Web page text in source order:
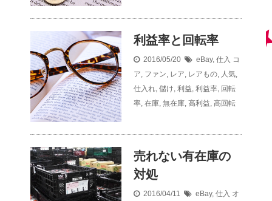
利益率と回転率
2016/05/20 eBay, 仕入 コ
ア, ファン, レア, レアもの, 人気,
仕入れ, 儲け, 利益, 利益率, 回転
率, 在庫, 無在庫, 高利益, 高回転
売れない有在庫の
対処
2016/04/11 eBay, 仕入 オ